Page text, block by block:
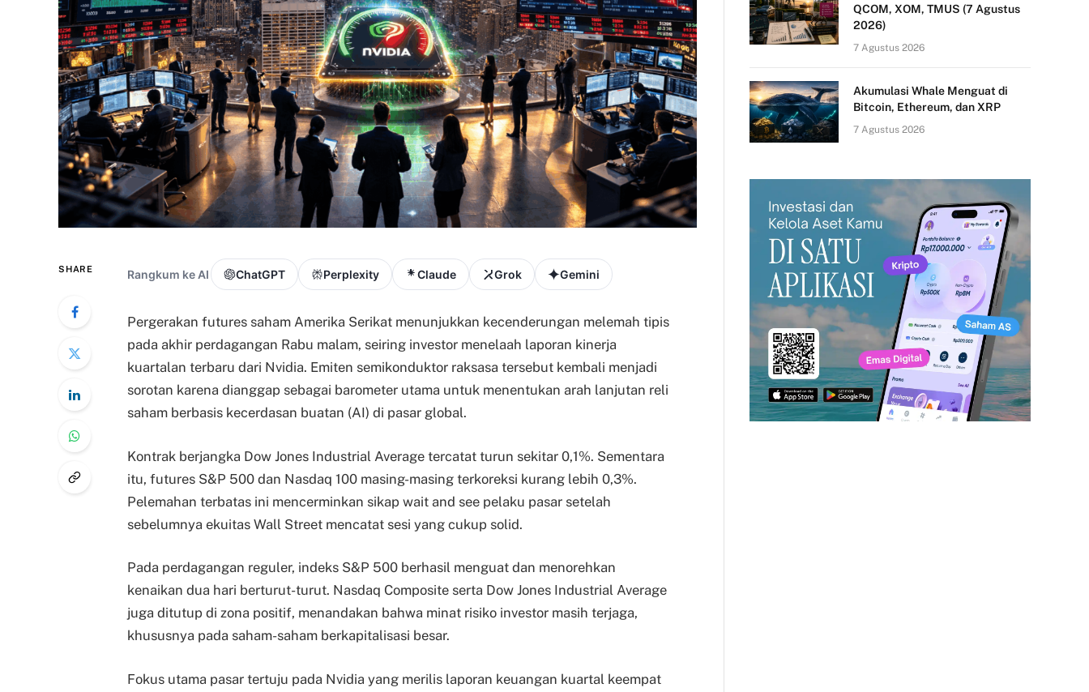
SHARE Rangkum ke AI ChatGPT Perplexity Claude Grok Gemini
Pergerakan futures saham Amerika Serikat menunjukkan kecenderungan melemah tipis
pada akhir perdagangan Rabu malam, seiring investor menelaah laporan kinerja
kuartalan terbaru dari Nvidia. Emiten semikonduktor raksasa tersebut kembali menjadi
sorotan karena dianggap sebagai barometer utama untuk menentukan arah lanjutan reli
saham berbasis kecerdasan buatan (AI) di pasar global.
Kontrak berjangka Dow Jones Industrial Average tercatat turun sekitar 0,1%. Sementara
itu, futures S&P 500 dan Nasdaq 100 masing-masing terkoreksi kurang lebih 0,3%.
Pelemahan terbatas ini mencerminkan sikap wait and see pelaku pasar setelah
sebelumnya ekuitas Wall Street mencatat sesi yang cukup solid.
Pada perdagangan reguler, indeks S&P 500 berhasil menguat dan menorehkan
kenaikan dua hari berturut-turut. Nasdaq Composite serta Dow Jones Industrial Average
juga ditutup di zona positif, menandakan bahwa minat risiko investor masih terjaga,
khususnya pada saham-saham berkapitalisasi besar.
Fokus utama pasar tertuju pada Nvidia yang merilis laporan keuangan kuartal keempat
QCOM, XOM, TMUS (7 Agustus
2026)
7 Agustus 2026
Akumulasi Whale Menguat di
Bitcoin, Ethereum, dan XRP
7 Agustus 2026